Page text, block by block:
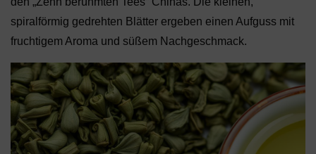
spiralförmig gedrehten Blätter ergeben einen Aufguss mit
fruchtigem Aroma und süßem Nachgeschmack.